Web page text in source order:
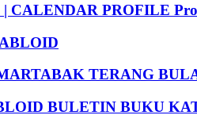
CALENDAR PROFILE
TERANG
BULETIN BUKU